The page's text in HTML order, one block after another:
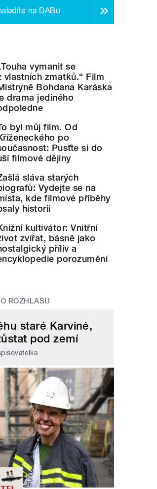
na DABu
vymanit se
vlastních zmatků.“ Film
Bohdana Karáska
drama jediného
byl můj film. Od
po
Pusťte si do
filmové dějiny
sláva starých
Vydejte se na
kde filmové příběhy
historii
kultivátor: Vnitřní
zvířat, básně jako
příliv a
porozumění
ROZHLASU
staré Karviné,
pod zemí